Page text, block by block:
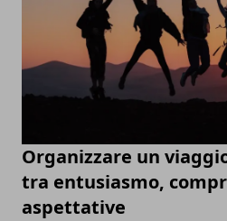
Organizzare un
tra entusiasmo,
aspettative